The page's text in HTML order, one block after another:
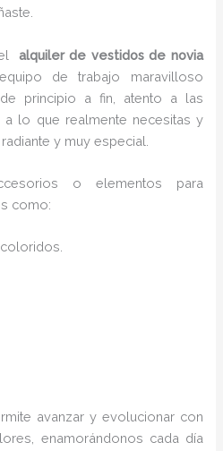
alquiler de vestidos de novia
de trabajo maravilloso
principio a fin, atento a las
a lo que realmente necesitas y
y muy especial.
o elementos para
como:
avanzar y evolucionar con
enamorándonos cada día